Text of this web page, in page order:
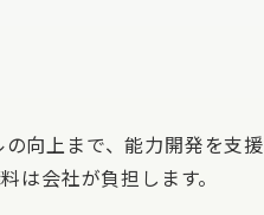
向上まで、能力開発を支援
は会社が負担します。